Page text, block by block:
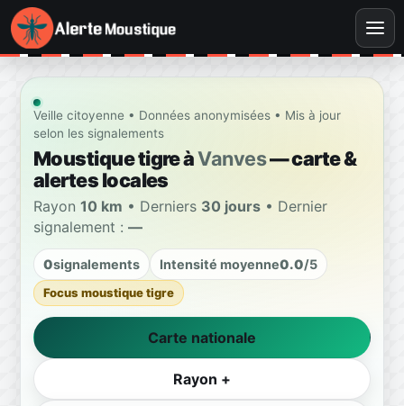
Veille citoyenne • Données anonymisées • Mis à jour
selon les signalements
Moustique tigre àVanves— carte &
alertes locales
Rayon 10 km • Derniers 30 jours • Dernier
signalement : —
0signalements Intensité moyenne0.0/5
Focus moustique tigre
Carte nationale
Rayon +